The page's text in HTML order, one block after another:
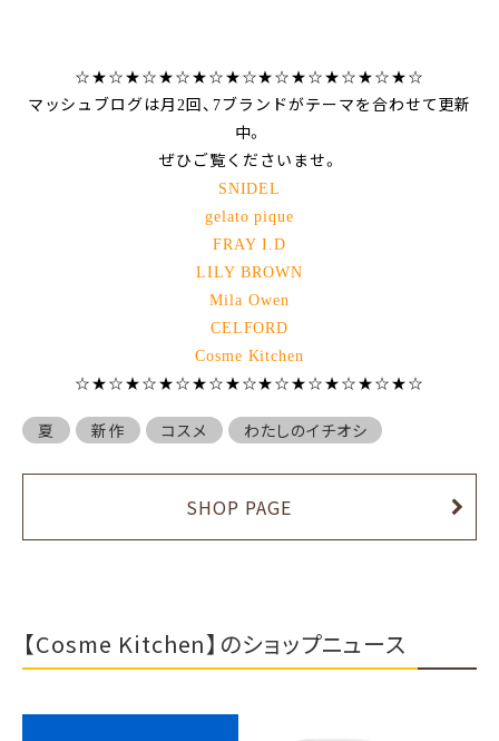
☆★☆★☆★☆★☆★☆★☆★☆★☆★☆★☆
マッシュブログは月2回、 7ブランドがテーマを合わせて更新
中。
ぜひご覧くださいませ。
SNIDEL
gelato pique
FRAY I.D
LILY BROWN
Mila Owen
CELFORD
Cosme Kitchen
☆★☆★☆★☆★☆★☆★☆★☆★☆★☆★☆
夏 新作 コスメ わたしのイチオシ
SHOP PAGE
【Cosme Kitchen】のショップニュース